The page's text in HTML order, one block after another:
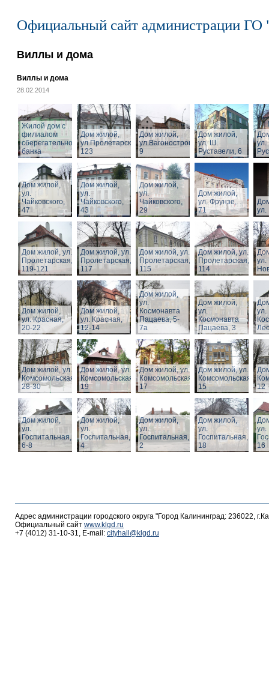
Официальный сайт администрации ГО
Виллы и дома
Виллы и дома
28.02.2014
Жилой дом с
филиалом
сберегательного
банка
Дом жилой,
ул.Пролетарская,
123
Дом жилой,
ул.Вагоностроительная,
9
Дом жилой,
ул. Ш.
Руставели, 6
Дом жилой,
ул.
Чайковского,
47
Дом жилой,
ул.
Чайковского,
43
Дом жилой,
ул.
Чайковского,
29
Дом жилой,
ул. Фрунзе,
71
ул.
Дом жилой, ул.
Пролетарская,
119-121
Дом жилой, ул.
Пролетарская,
117
Дом жилой, ул.
Пролетарская,
115
Дом жилой, ул.
Пролетарская,
114
Дом жилой,
ул. Красная,
20-22
Дом жилой,
ул. Красная,
12-14
Дом жилой,
ул.
Космонавта
Пацаева, 5-
7а
Дом жилой,
ул.
Космонавта
Пацаева, 3
ул.
Дом жилой, ул.
Комсомольская,
28-30
Дом жилой, ул.
Комсомольская,
19
Дом жилой, ул.
Комсомольская,
17
Дом жилой, ул.
Комсомольская,
15
12
Дом жилой,
ул.
Госпитальная,
6-8
Дом жилой,
ул.
Госпитальная,
4
Дом жилой,
ул.
Госпитальная,
2
Дом жилой,
ул.
Госпитальная,
18
ул.
16
Адрес администрации городского округа "Город Калининград: 236022,
Официальный сайт www.klgd.ru
+7 (4012) 31-10-31, E-mail: cityhall@klgd.ru